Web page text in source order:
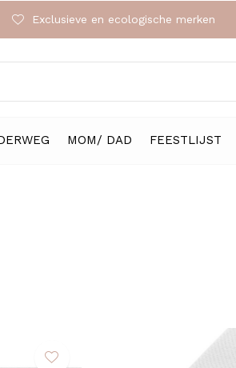
MOM/ DAD FEESTLIJST
Exclusieve en ecologische merken